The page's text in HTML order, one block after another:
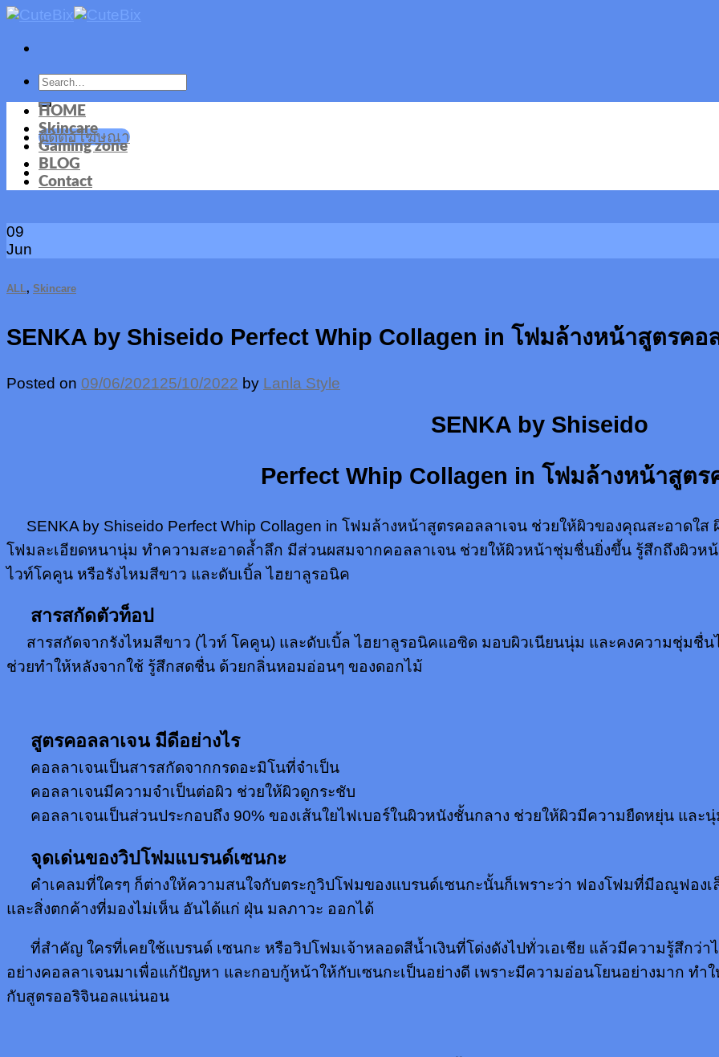
Skip
content
ติดต่อโฆษณา
HOME
Skincare
Gaming zone
BLOG
Contact
09
Jun
ALL, Skincare
SENKA by Shiseido Perfect Whip Collagen in โฟมล้างหน้าสูตรคอ
Posted on 09/06/202125/10/2022 by Lanla Style
SENKA by Shiseido
Perfect Whip Collagen in โฟมล้างหน้าสูตร
SENKA by Shiseido Perfect Whip Collagen in โฟมล้างหน้าสูตรคอลลาเจน ช่วยให้ผิวของคุณสะอาดใส
โฟมละเอียดหนานุ่ม ทำความสะอาดล้ำลึก มีส่วนผสมจากคอลลาเจน ช่วยให้ผิวหน้าชุ่มชื่นยิ่งขึ้น รู้สึกถึงผิวห
ไวท์โคคูน หรือรังไหมสีขาว และดับเบิ้ล ไฮยาลูรอนิค
สารสกัดตัวท็อป
สารสกัดจากรังไหมสีขาว (ไวท์ โคคูน) และดับเบิ้ล ไฮยาลูรอนิคแอซิด มอบผิวเนียนนุ่ม และคงความชุ่มชื่น
ช่วยทำให้หลังจากใช้ รู้สึกสดชื่น ด้วยกลิ่นหอมอ่อนๆ ของดอกไม้
สูตรคอลลาเจน มีดีอย่างไร
คอลลาเจนเป็นสารสกัดจากกรดอะมิโนที่จำเป็น
คอลลาเจนมีความจำเป็นต่อผิว ช่วยให้ผิวดูกระชับ
คอลลาเจนเป็นส่วนประกอบถึง 90% ของเส้นใยไฟเบอร์ในผิวหนังชั้นกลาง ช่วยให้ผิวมีความยืดหยุ่น และ
จุดเด่นของวิปโฟมแบรนด์เซนกะ
คำเคลมที่ใครๆ ก็ต่างให้ความสนใจกับตระกูวิปโฟมของแบรนด์เซนกะนั้นก็เพราะว่า ฟองโฟมที่มีอณูฟองเ
และสิ่งตกค้างที่มองไม่เห็น อันได้แก่ ฝุ่น มลภาวะ ออกได้
ที่สำคัญ ใครที่เคยใช้แบรนด์ เซนกะ หรือวิปโฟมเจ้าหลอดสีน้ำเงินที่โด่งดังไปทั่วเอเชีย แล้วมีความรู้สึก
อย่างคอลลาเจนมาเพื่อแก้ปัญหา และกอบกู้หน้าให้กับเซนกะเป็นอย่างดี เพราะมีความอ่อนโยนอย่างมาก ท
กับสูตรออริจินอลแน่นอน